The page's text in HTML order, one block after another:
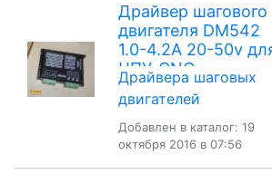
Драйвер шагового
двигателя DM542
1.0-4.2A 20-50v
ЧПУ-CNC
Драйвера шаговых
двигателей
Добавлен в каталог: 19
октября 2016 в 07:56